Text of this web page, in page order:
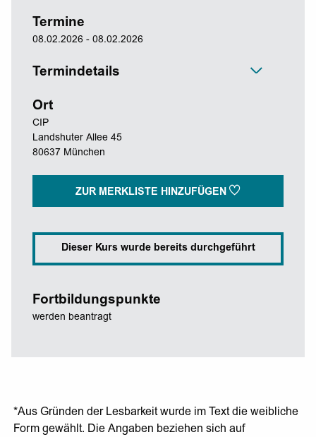
Termine
08.02.2026 - 08.02.2026
Termindetails
Ort
CIP
Landshuter Allee 45
80637 München
ZUR MERKLISTE HINZUFÜGEN
Dieser Kurs wurde bereits durchgeführt
Fortbildungspunkte
werden beantragt
*Aus Gründen der Lesbarkeit wurde im Text die weibliche
Form gewählt. Die Angaben beziehen sich auf